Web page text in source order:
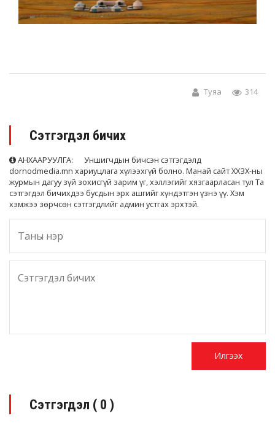
Туяа 314
Сэтгэгдэл бичих
АНХААРУУЛГА: Уншигчдын бичсэн сэтгэгдэлд
dornodmedia.mn хариуцлага хүлээхгүй болно. Манай сайт ХХЗХ-ны
журмын дагуу зүй зохисгүй зарим үг, хэллэгийг хязгаарласан тул Та
сэтгэгдэл бичихдээ бусдын эрх ашгийг хүндэтгэн үзнэ үү. Хэм
хэмжээ зөрчсөн сэтгэгдлийг админ устгах эрхтэй.
Сэтгэгдэл ( 0 )